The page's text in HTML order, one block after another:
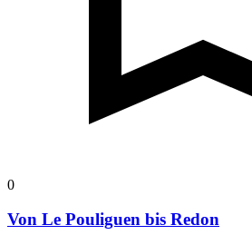
0
Von Le Pouliguen bis Redon